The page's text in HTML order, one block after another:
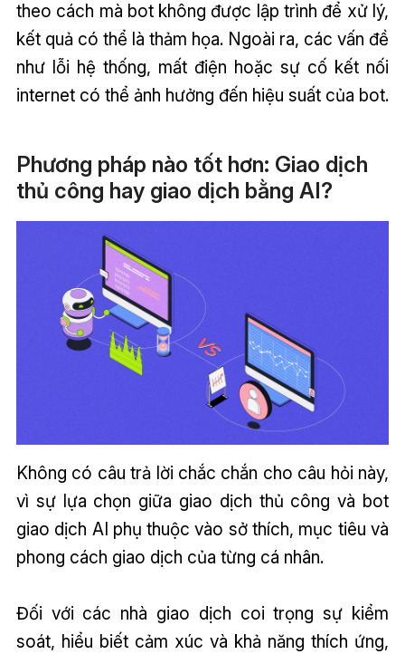
theo cách mà bot không được lập trình để xử lý,
kết quả có thể là thảm họa. Ngoài ra, các vấn đề
như lỗi hệ thống, mất điện hoặc sự cố kết nối
internet có thể ảnh hưởng đến hiệu suất của bot.
Phương pháp nào tốt hơn: Giao dịch
thủ công hay giao dịch bằng AI?
Không có câu trả lời chắc chắn cho câu hỏi này,
vì sự lựa chọn giữa giao dịch thủ công và bot
giao dịch AI phụ thuộc vào sở thích, mục tiêu và
phong cách giao dịch của từng cá nhân.
Đối với các nhà giao dịch coi trọng sự kiểm
soát, hiểu biết cảm xúc và khả năng thích ứng,